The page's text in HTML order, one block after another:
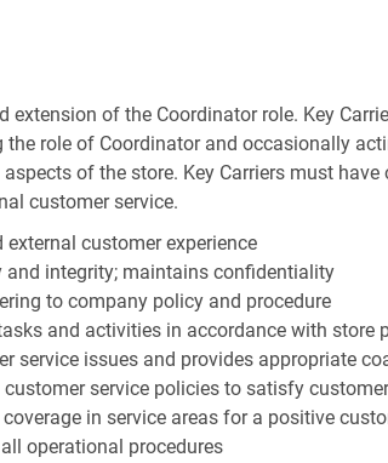
extension of the Coordinator role. Key
role of Coordinator and occasionally
of the store. Key Carriers must
customer service.
customer experience
and integrity; maintains confidentiality
to company policy and procedure
and activities in accordance with store
service issues and provides appropriate
service policies to satisfy
in service areas for a positive
operational procedures